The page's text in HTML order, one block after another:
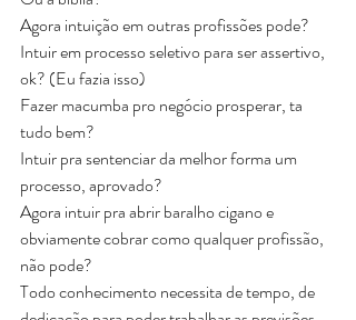
Agora intuição em outras profissões pode?
Intuir em processo seletivo para ser assertivo,
ok? (Eu fazia isso)
Fazer macumba pro negócio prosperar, ta
tudo bem?
Intuir pra sentenciar da melhor forma um
processo, aprovado?
Agora intuir pra abrir baralho cigano e
obviamente cobrar como qualquer profissão,
não pode?
Todo conhecimento necessita de tempo, de